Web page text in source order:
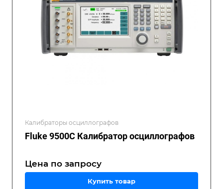
Калибраторы осциллографов
Fluke 9500C Калибратор осциллографов
Цена по запросу
Купить товар